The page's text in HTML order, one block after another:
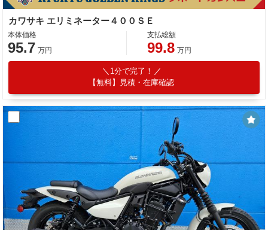
カワサキ エリミネーター４００ＳＥ
本体価格
95.7 万円
支払総額
99.8 万円
1分で完了！
【無料】見積・在庫確認